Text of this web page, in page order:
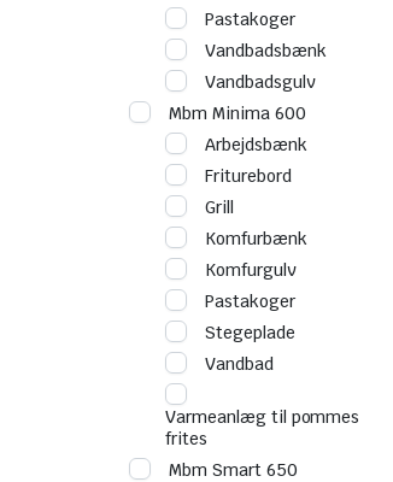
Pastakoger
Vandbadsbænk
Vandbadsgulv
Mbm Minima 600
Arbejdsbænk
Friturebord
Grill
Komfurbænk
Komfurgulv
Pastakoger
Stegeplade
Vandbad
Varmeanlæg til pommes
frites
Mbm Smart 650